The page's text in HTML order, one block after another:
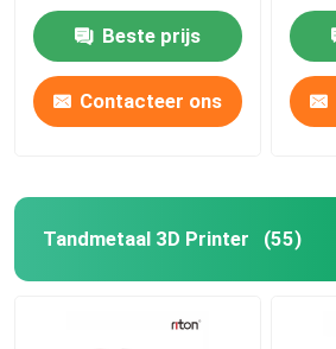
Draadbuigmachine DMIS-V1
Draadbuigmachine DMIS-V1
Beste prijs
Contacteer ons
Tandmetaal 3D Printer (55)